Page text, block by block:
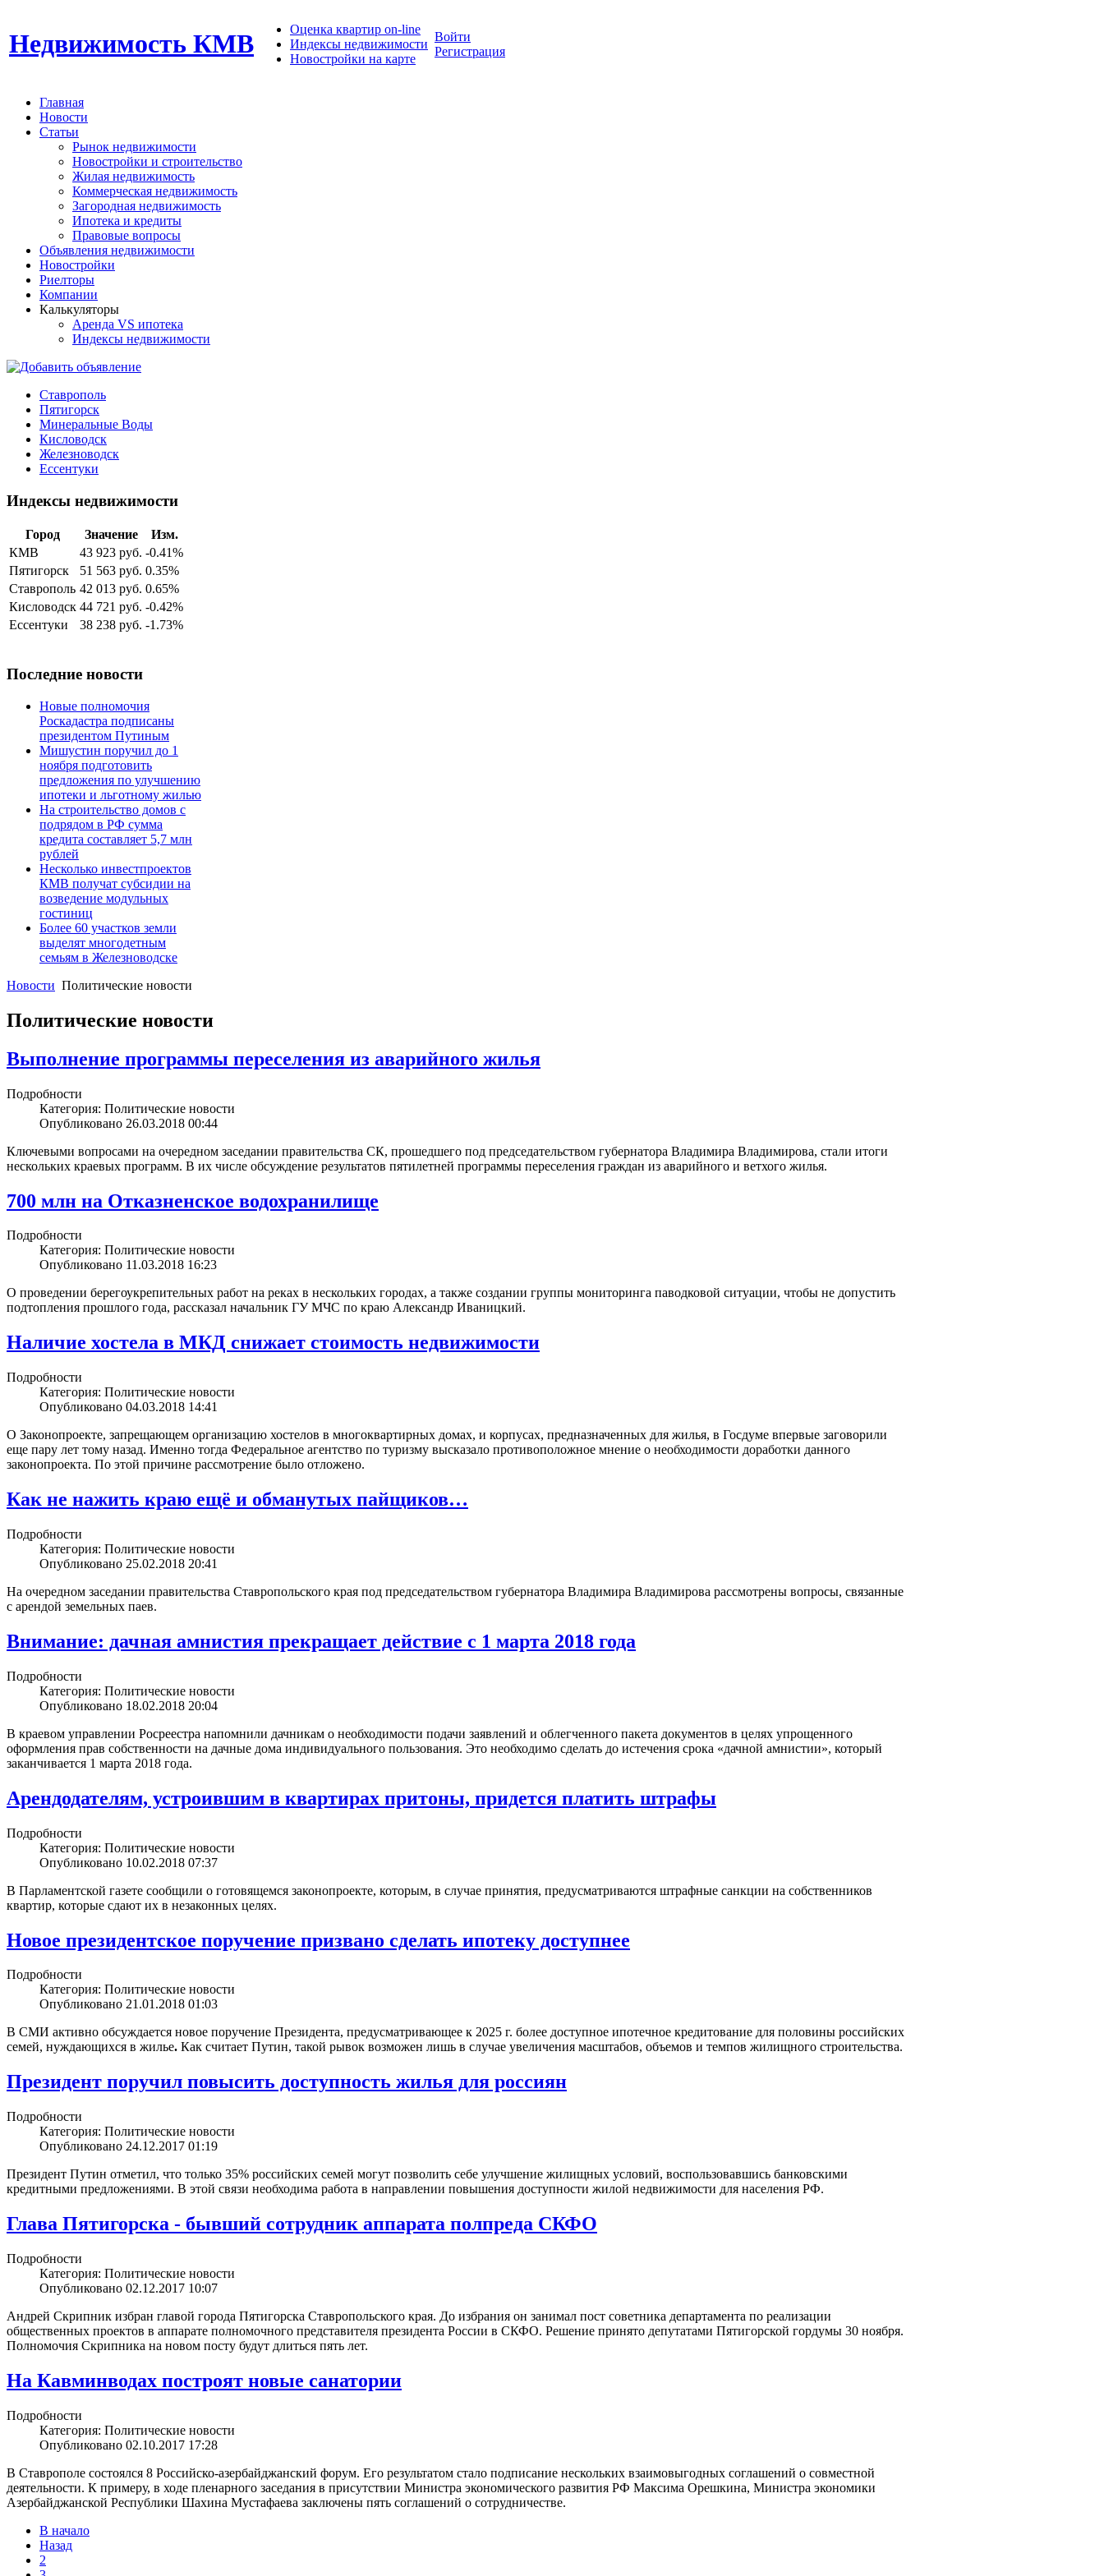
Недвижимость КМВ
Оценка квартир on-line
Индексы недвижимости
Новостройки на карте
Войти
Регистрация
Главная
Новости
Статьи
Рынок недвижимости
Новостройки и строительство
Жилая недвижимость
Коммерческая недвижимость
Загородная недвижимость
Ипотека и кредиты
Правовые вопросы
Объявления недвижимости
Новостройки
Риелторы
Компании
Калькуляторы
Аренда VS ипотека
Индексы недвижимости
Ставрополь
Пятигорск
Минеральные Воды
Кисловодск
Железноводск
Ессентуки
Индексы недвижимости
Город Значение
Изм.
КМВ
43 923 руб. -0.41%
Пятигорск
51 563 руб. 0.35%
Ставрополь 42 013 руб. 0.65%
Кисловодск 44 721 руб. -0.42%
Ессентуки
38 238 руб. -1.73%
Последние новости
Новые полномочия
Роскадастра подписаны
президентом Путиным
Мишустин поручил до 1
ноября подготовить
предложения по улучшению
ипотеки и льготному жилью
На строительство домов с
подрядом в РФ сумма
кредита составляет 5,7 млн
рублей
Несколько инвестпроектов
КМВ получат субсидии на
возведение модульных
гостиниц
Более 60 участков земли
выделят многодетным
семьям в Железноводске
Новости Политические новости
Политические новости
Выполнение программы переселения из аварийного жилья
Подробности
Категория: Политические новости
Опубликовано 26.03.2018 00:44
Ключевыми вопросами на очередном заседании правительства СК, прошедшего под председательством губернатора Владимира Владимирова, стали итоги
нескольких краевых программ. В их числе обсуждение результатов пятилетней программы переселения граждан из аварийного и ветхого жилья.
700 млн на Отказненское водохранилище
Подробности
Категория: Политические новости
Опубликовано 11.03.2018 16:23
О проведении берегоукрепительных работ на реках в нескольких городах, а также создании группы мониторинга паводковой ситуации, чтобы не допустить
подтопления прошлого года, рассказал начальник ГУ МЧС по краю Александр Иваницкий.
Наличие хостела в МКД снижает стоимость недвижимости
Подробности
Категория: Политические новости
Опубликовано 04.03.2018 14:41
О Законопроекте, запрещающем организацию хостелов в многоквартирных домах, и корпусах, предназначенных для жилья, в Госдуме впервые заговорили
еще пару лет тому назад. Именно тогда Федеральное агентство по туризму высказало противоположное мнение о необходимости доработки данного
законопроекта. По этой причине рассмотрение было отложено.
Как не нажить краю ещё и обманутых пайщиков…
Подробности
Категория: Политические новости
Опубликовано 25.02.2018 20:41
На очередном заседании правительства Ставропольского края под председательством губернатора Владимира Владимирова рассмотрены вопросы, связанные
с арендой земельных паев.
Внимание: дачная амнистия прекращает действие с 1 марта 2018 года
Подробности
Категория: Политические новости
Опубликовано 18.02.2018 20:04
В краевом управлении Росреестра напомнили дачникам о необходимости подачи заявлений и облегченного пакета документов в целях упрощенного
оформления прав собственности на дачные дома индивидуального пользования. Это необходимо сделать до истечения срока «дачной амнистии», который
заканчивается 1 марта 2018 года.
Арендодателям, устроившим в квартирах притоны, придется платить штрафы
Подробности
Категория: Политические новости
Опубликовано 10.02.2018 07:37
В Парламентской газете сообщили о готовящемся законопроекте, которым, в случае принятия, предусматриваются штрафные санкции на собственников
квартир, которые сдают их в незаконных целях.
Новое президентское поручение призвано сделать ипотеку доступнее
Подробности
Категория: Политические новости
Опубликовано 21.01.2018 01:03
В СМИ активно обсуждается новое поручение Президента, предусматривающее к 2025 г. более доступное ипотечное кредитование для половины российских
семей, нуждающихся в жилье. Как считает Путин, такой рывок возможен лишь в случае увеличения масштабов, объемов и темпов жилищного строительства.
Президент поручил повысить доступность жилья для россиян
Подробности
Категория: Политические новости
Опубликовано 24.12.2017 01:19
Президент Путин отметил, что только 35% российских семей могут позволить себе улучшение жилищных условий, воспользовавшись банковскими
кредитными предложениями. В этой связи необходима работа в направлении повышения доступности жилой недвижимости для населения РФ.
Глава Пятигорска - бывший сотрудник аппарата полпреда СКФО
Подробности
Категория: Политические новости
Опубликовано 02.12.2017 10:07
Андрей Скрипник избран главой города Пятигорска Ставропольского края. До избрания он занимал пост советника департамента по реализации
общественных проектов в аппарате полномочного представителя президента России в СКФО. Решение принято депутатами Пятигорской гордумы 30 ноября.
Полномочия Скрипника на новом посту будут длиться пять лет.
На Кавминводах построят новые санатории
Подробности
Категория: Политические новости
Опубликовано 02.10.2017 17:28
В Ставрополе состоялся 8 Российско-азербайджанский форум. Его результатом стало подписание нескольких взаимовыгодных соглашений о совместной
деятельности. К примеру, в ходе пленарного заседания в присутствии Министра экономического развития РФ Максима Орешкина, Министра экономики
Азербайджанской Республики Шахина Мустафаева заключены пять соглашений о сотрудничестве.
В начало
Назад
2